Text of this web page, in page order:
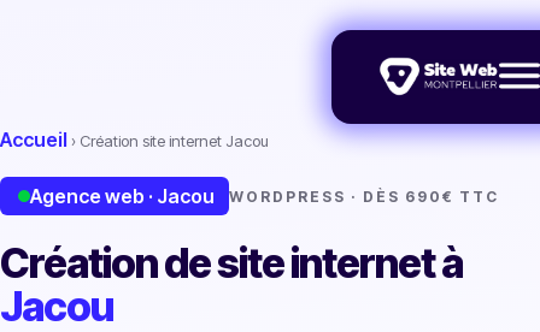
Accueil › Création site internet Jacou
Agence web · Jacou WORDPRESS · DÈS 690€ TTC
Création de site internet à
Jacou